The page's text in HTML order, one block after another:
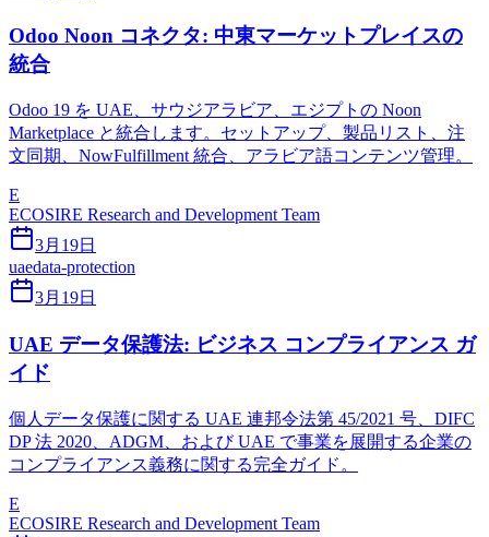
Odoo Noon コネクタ: 中東マーケットプレイスの
統合
Odoo 19 を UAE、サウジアラビア、エジプトの Noon
Marketplace と統合します。セットアップ、製品リスト、注
文同期、NowFulfillment 統合、アラビア語コンテンツ管理。
E
ECOSIRE Research and Development Team
3月19日
uaedata-protection
3月19日
UAE データ保護法: ビジネス コンプライアンス ガ
イド
個人データ保護に関する UAE 連邦令法第 45/2021 号、DIFC
DP 法 2020、ADGM、および UAE で事業を展開する企業の
コンプライアンス義務に関する完全ガイド。
E
ECOSIRE Research and Development Team